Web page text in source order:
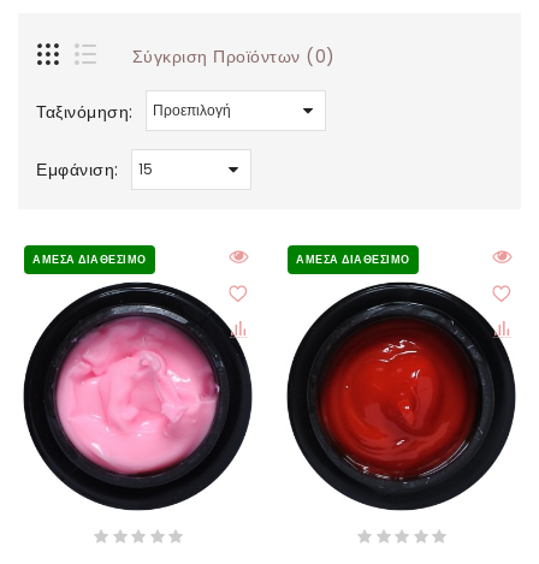
Σύγκριση Προϊόντων (0)
Ταξινόμηση:
Εμφάνιση:
ΆΜΕΣΑ ΔΙΑΘΈΣΙΜΟ ΆΜΕΣΑ ΔΙΑΘΈΣΙΜΟ